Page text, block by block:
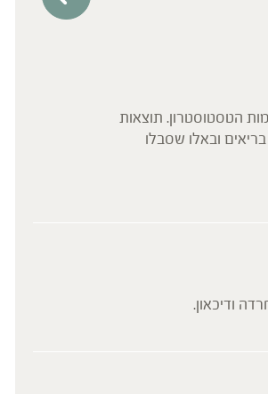
בפרק זמן של 12 שבועות מבלי לגרום לשינוי ברמות הטסטוסטרון. תוצאות
איכות הזרע בגברים בריאים ובאלו שסבלו